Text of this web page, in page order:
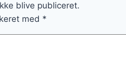
blive publiceret.
med *